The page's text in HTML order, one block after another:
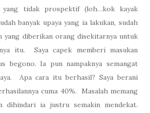
yang tidak prospektif (loh…kok kayak
banyak upaya yang ia lakukan, sudah
yang diberikan orang disekitarnya untuk
itu. Saya capek memberi masukan
begono. Ia pun nampaknya semangat
Apa cara itu berhasil? Saya berani
cuma 40%. Masalah memang
dihindari ia justru semakin mendekat.